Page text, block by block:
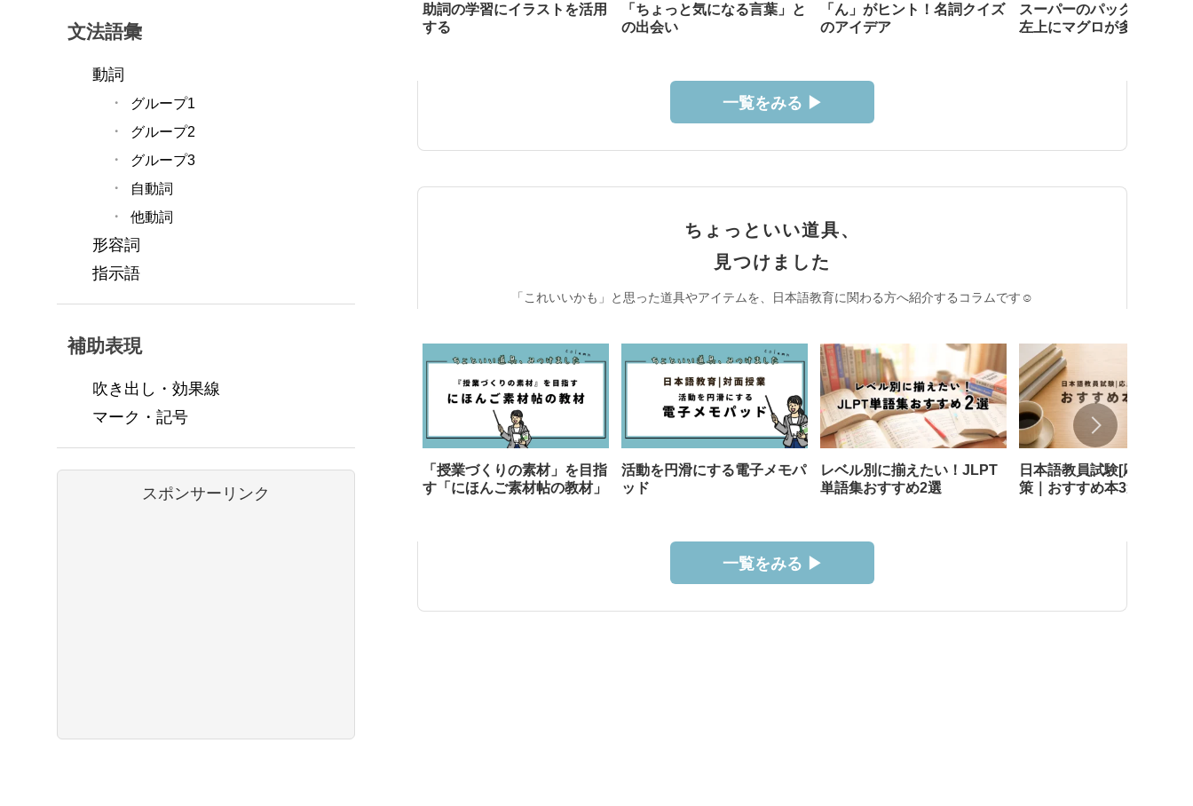
助詞の学習にイラストを活用
する
「ちょっと気になる言葉」と
の出会い
「ん」がヒント！名詞クイズ
のアイデア
スーパーのパック寿司、な
左上にマグロが多い？
一覧をみる ▶︎
ちょっといい道具、
見つけました
「これいいかも」と思った道具やアイテムを、日本語教育に関わる方へ紹介するコラムです☺︎
「授業づくりの素材」を目指
す「にほんご素材帖の教材」
活動を円滑にする電子メモパ
ッド
レベル別に揃えたい！JLPT
単語集おすすめ2選
日本語教員試験[応用試験]
策｜おすすめ本3選
一覧をみる ▶︎
文法語彙
動詞
グループ1
グループ2
グループ3
自動詞
他動詞
形容詞
指示語
補助表現
吹き出し・効果線
マーク・記号
スポンサーリンク